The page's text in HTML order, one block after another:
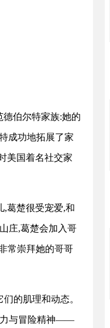
德伯尔特家族:她的
成功地拓展了家
美国着名社交家
,葛楚很受宠爱,和
庄,葛楚会加入哥
常崇拜她的哥哥
的肌理和动态。
力与冒险精神——